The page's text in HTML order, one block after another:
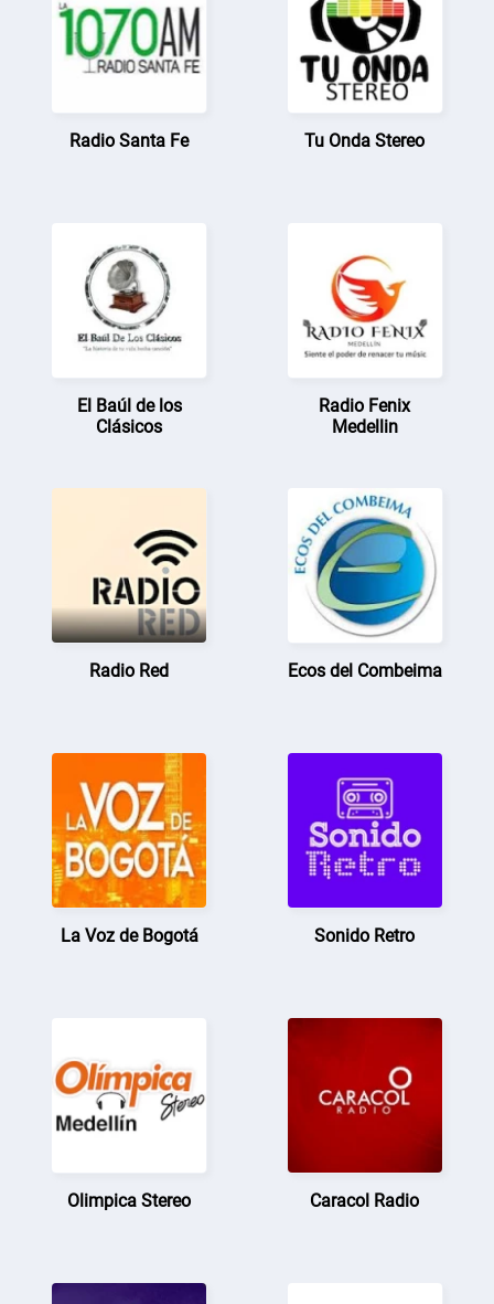
Radio Santa Fe Tu Onda Stereo
El Baúl de los
Clásicos
Radio Fenix
Medellin
Radio Red Ecos del Combeima
La Voz de Bogotá Sonido Retro
Olimpica Stereo Caracol Radio